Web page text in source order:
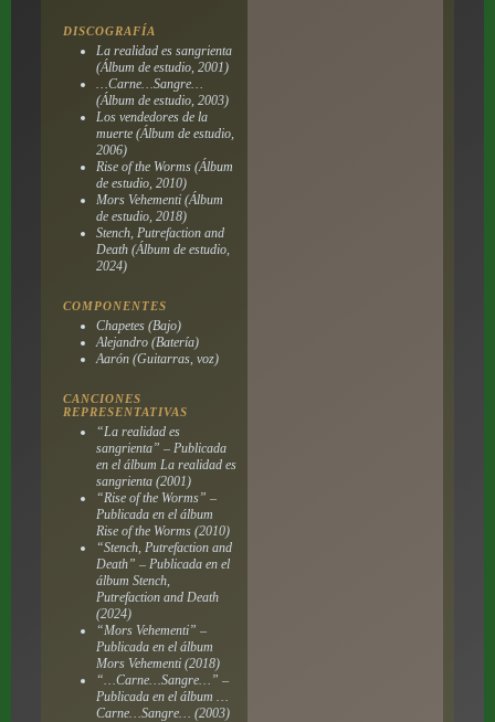
DISCOGRAFÍA
La realidad es sangrienta
(Álbum de estudio, 2001)
…Carne…Sangre…
(Álbum de estudio, 2003)
Los vendedores de la
muerte(Álbum de estudio,
2006)
Rise of the Worms(Álbum
de estudio, 2010)
Mors Vehementi(Álbum
de estudio, 2018)
Stench, Putrefaction and
Death(Álbum de estudio,
2024)
COMPONENTES
Chapetes (Bajo)
Alejandro (Batería)
Aarón (Guitarras, voz)
CANCIONES
REPRESENTATIVAS
“La realidad es
sangrienta” – Publicada
en el álbum La realidad es
sangrienta(2001)
“Rise of the Worms” –
Publicada en el álbum
Rise of the Worms(2010)
“Stench, Putrefaction and
Death” – Publicada en el
álbum Stench,
Putrefaction and Death
(2024)
“Mors Vehementi” –
Publicada en el álbum
Mors Vehementi(2018)
“…Carne…Sangre…” –
Publicada en el álbum …
Carne…Sangre… (2003)